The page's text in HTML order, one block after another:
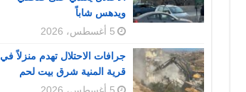
ويدهس شاباً
5 أغسطس، 2026
جرافات الاحتلال تهدم منزلاً في
قرية المنية شرق بيت لحم